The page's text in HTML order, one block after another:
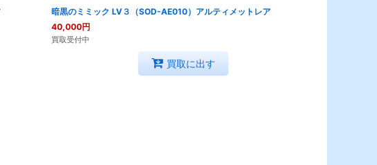
暗黒のミミック LV３（SOD-AE010）アルティメットレア
40,000円
買取受付中
買取に出す